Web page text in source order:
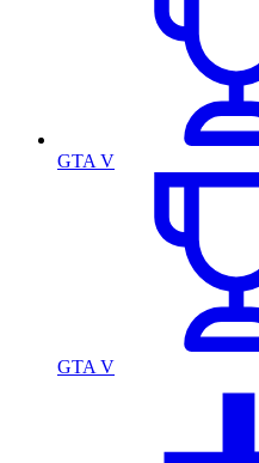
GTA V
GTA V